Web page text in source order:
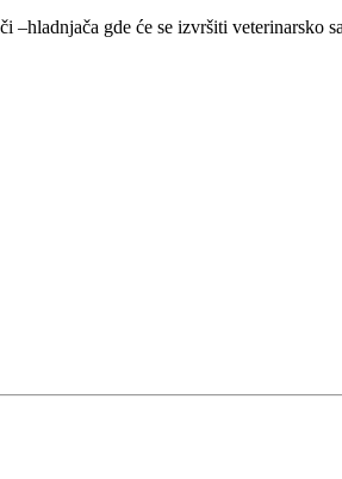
–hladnjača gde će se izvršiti veterinarsko